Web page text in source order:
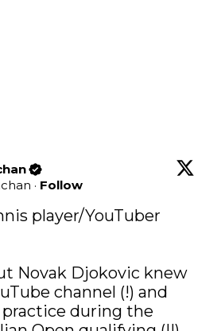
· Follow
player/YouTuber
Novak Djokovic knew
channel (!) and
during the